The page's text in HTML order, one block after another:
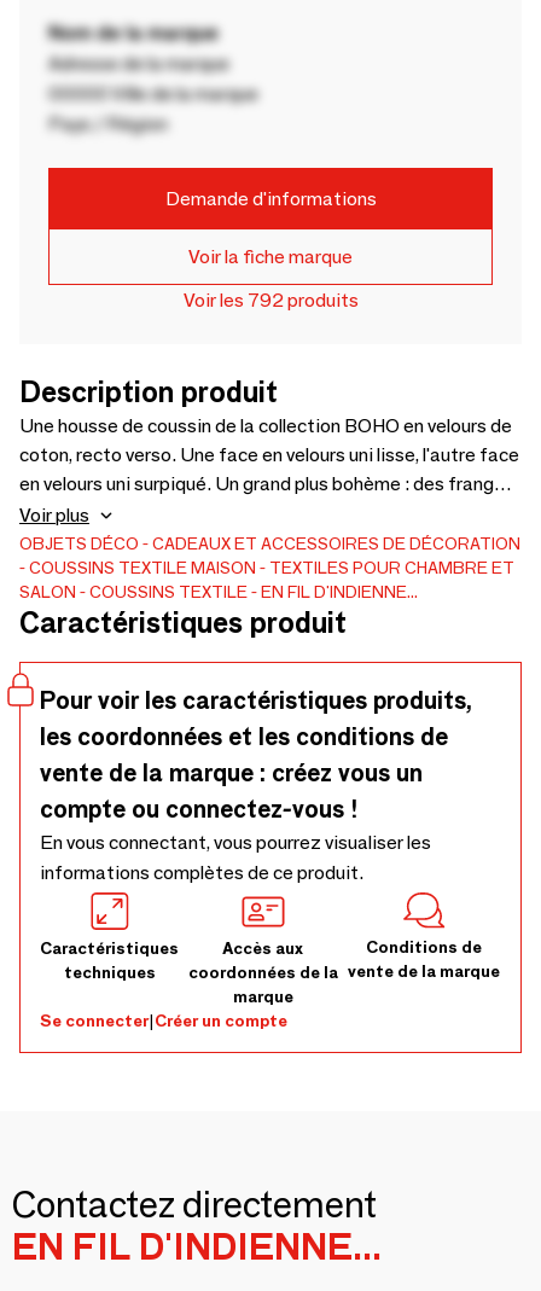
Nom de la marque
Adresse de la marque
00000 Ville de la marque
Pays / Région
Demande d'informations
Voir la fiche marque
Voir les 792 produits
Description produit
Une housse de coussin de la collection BOHO en velours de
coton, recto verso. Une face en velours uni lisse, l'autre face
en velours uni surpiqué. Un grand plus bohème : des franges
délicates en lin naturel de 8cm sur chacun des petits côtés.
Déhoussable, zip pour la fermeture. Emma Bovary ou la
Dame aux Camélias ne sont pas loin. On aimerait l’emporter
partout, de sa chambre romanesque jusque dans sa loge
d’opéra. Coup de coeur éternel. Les velours utilisés pour
BOHO sont les mêmes que pour les collections Lyric,
Médicis et Duo. Vous pouvez donc assortir les plaids,
chemins de lit, rideaux et coussins de toutes ces
collections, les uns avec les autres.
Voir plus
OBJETS DÉCO
CADEAUX ET ACCESSOIRES DE DÉCORATION
COUSSINS TEXTILE MAISON
TEXTILES POUR CHAMBRE ET
SALON
COUSSINS TEXTILE EN FIL D'INDIENNE...
Caractéristiques produit
Pour voir les caractéristiques produits,
les coordonnées et les conditions de
vente de la marque : créez vous un
compte ou connectez-vous !
En vous connectant, vous pourrez visualiser les
informations complètes de ce produit.
Caractéristiques
techniques
Accès aux
coordonnées de la
marque
Conditions de
vente de la marque
Se connecter|Créer un compte
Contactez directement
EN FIL D'INDIENNE...